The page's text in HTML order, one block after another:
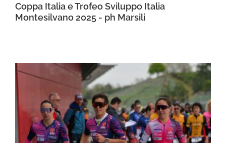
Coppa Italia e Trofeo Sviluppo Italia
Montesilvano 2025 - ph Marsili